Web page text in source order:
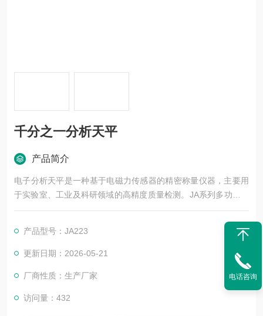
千分之一分析天平
产品简介
电子分析天平是一种基于电磁力传感器的精密称量仪器，主要用
于实验室、工业及科研领域的高精度质量检测。JA系列多功能电
子天平采用电磁力平衡传感器，测量结果准确性更高、响应速度
产品型号：JA223
更新日期：2026-05-21
厂商性质：生产厂家
访问量：432
电话咨询